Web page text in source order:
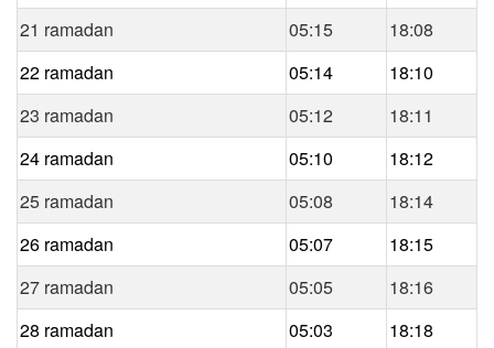
21 ramadan
05:15
18:08
22 ramadan
05:14
18:10
23 ramadan
05:12
18:11
24 ramadan
05:10
18:12
25 ramadan
05:08
18:14
26 ramadan
05:07
18:15
27 ramadan
05:05
18:16
28 ramadan
05:03
18:18